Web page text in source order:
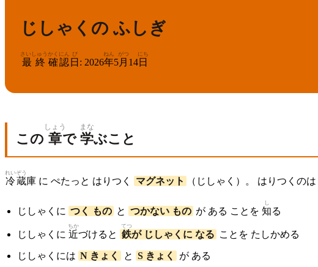
じしゃくの ふしぎ
最終
さいしゅう
確認
かくにん
日
び
: 2026年
ねん
5月
がつ
14日
にち
この 章
しょう
で 学
まな
ぶこと
冷
れい
蔵
ぞう
庫 に ぺたっと はりつく マグネット （じしゃく）。 はりつくのは
じしゃくに つく もの と つかない もの が ある ことを 知
し
る
じしゃくに 近
ちか
づけると 鉄
てつ
が じしゃくに なる ことを たしかめる
じしゃくには N きょく と S きょく が ある